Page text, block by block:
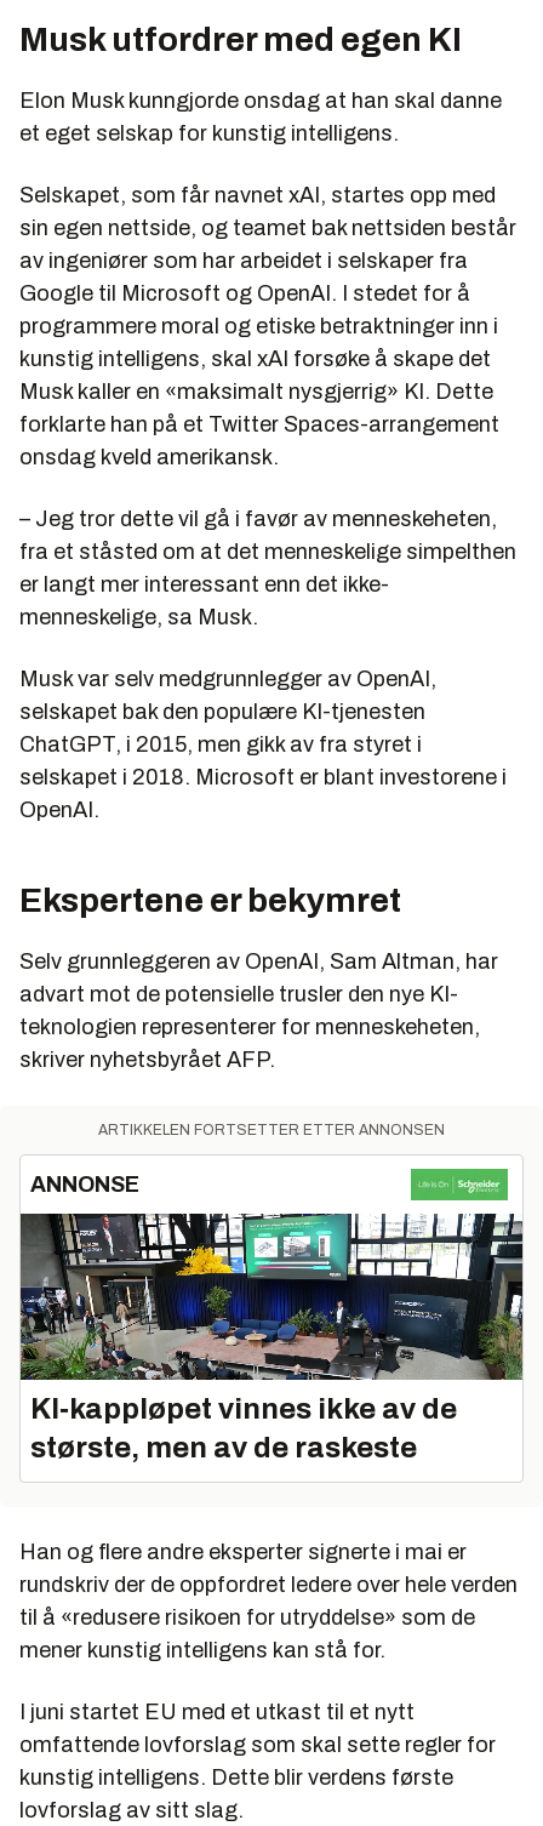
Musk utfordrer med egen KI
Elon Musk kunngjorde onsdag at han skal danne
et eget selskap for kunstig intelligens.
Selskapet, som får navnet xAI, startes opp med
sin egen nettside, og teamet bak nettsiden består
av ingeniører som har arbeidet i selskaper fra
Google til Microsoft og OpenAI. I stedet for å
programmere moral og etiske betraktninger inn i
kunstig intelligens, skal xAI forsøke å skape det
Musk kaller en «maksimalt nysgjerrig» KI. Dette
forklarte han på et Twitter Spaces-arrangement
onsdag kveld amerikansk.
– Jeg tror dette vil gå i favør av menneskeheten,
fra et ståsted om at det menneskelige simpelthen
er langt mer interessant enn det ikke-
menneskelige, sa Musk.
Musk var selv medgrunnlegger av OpenAI,
selskapet bak den populære KI-tjenesten
ChatGPT, i 2015, men gikk av fra styret i
selskapet i 2018. Microsoft er blant investorene i
OpenAI.
Ekspertene er bekymret
Selv grunnleggeren av OpenAI, Sam Altman, har
advart mot de potensielle trusler den nye KI-
teknologien representerer for menneskeheten,
skriver nyhetsbyrået AFP.
ARTIKKELEN FORTSETTER ETTER ANNONSEN
ANNONSE
KI‑kappløpet vinnes ikke av de
største, men av de raskeste
Han og flere andre eksperter signerte i mai er
rundskriv der de oppfordret ledere over hele verden
til å «redusere risikoen for utryddelse» som de
mener kunstig intelligens kan stå for.
I juni startet EU med et utkast til et nytt
omfattende lovforslag som skal sette regler for
kunstig intelligens. Dette blir verdens første
lovforslag av sitt slag.